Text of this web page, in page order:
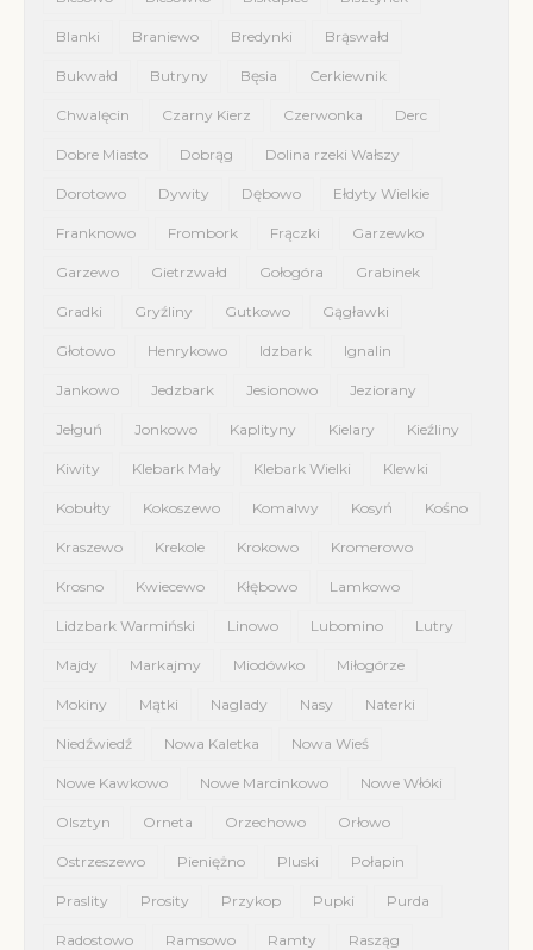
Blanki Braniewo Bredynki Brąswałd
Bukwałd Butryny Bęsia Cerkiewnik
Chwalęcin Czarny Kierz Czerwonka Derc
Dobre Miasto Dobrąg Dolina rzeki Wałszy
Dorotowo Dywity Dębowo Ełdyty Wielkie
Franknowo Frombork Frączki Garzewko
Garzewo Gietrzwałd Gołogóra Grabinek
Gradki Gryźliny Gutkowo Gągławki
Głotowo Henrykowo Idzbark Ignalin
Jankowo Jedzbark Jesionowo Jeziorany
Jełguń Jonkowo Kaplityny Kielary Kieźliny
Kiwity Klebark Mały Klebark Wielki Klewki
Kobułty Kokoszewo Komalwy Kosyń Kośno
Kraszewo Krekole Krokowo Kromerowo
Krosno Kwiecewo Kłębowo Lamkowo
Lidzbark Warmiński Linowo Lubomino Lutry
Majdy Markajmy Miodówko Miłogórze
Mokiny Mątki Naglady Nasy Naterki
Niedźwiedź Nowa Kaletka Nowa Wieś
Nowe Kawkowo Nowe Marcinkowo Nowe Włóki
Olsztyn Orneta Orzechowo Orłowo
Ostrzeszewo Pieniężno Pluski Połapin
Praslity Prosity Przykop Pupki Purda
Radostowo Ramsowo Ramty Rasząg